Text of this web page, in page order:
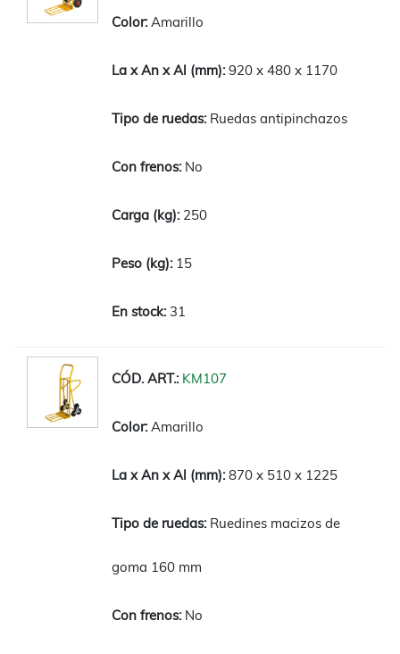
Amarillo
920 x 480 x 1170
Ruedas antipinchazos
No
250
15
31
KM107
Amarillo
870 x 510 x 1225
Ruedines macizos de
goma 160 mm
No